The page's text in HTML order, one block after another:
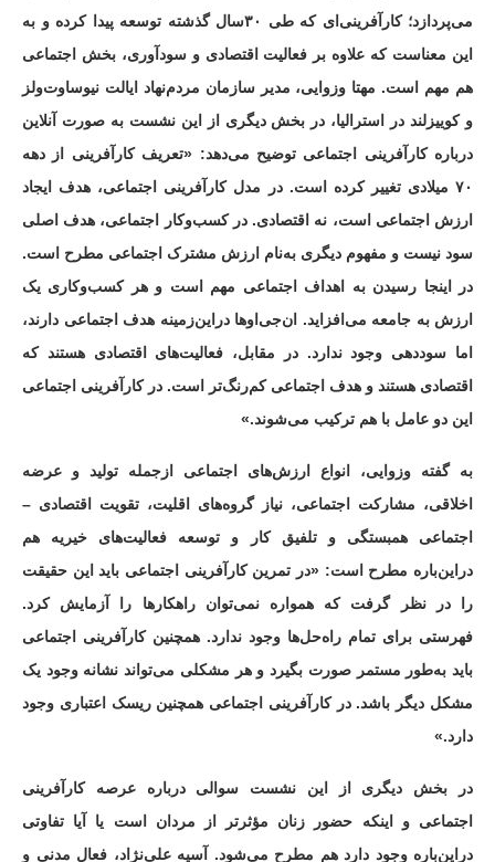
می‌پردازد؛ کارآفرینی‌‌ای که طی ۳۰سال گذشته توسعه پیدا کرده و به
این معناست که علاوه بر فعالیت اقتصادی و سودآوری، بخش اجتماعی
هم مهم است. مهتا وزوایی، مدیر سازمان مردم‌نهاد ایالت نیوساوت‌ولز
و کوییزلند در استرالیا، در بخش دیگری از این نشست به صورت آنلاین
درباره کارآفرینی اجتماعی توضیح می‌دهد: «تعریف کارآفرینی از دهه
۷۰ میلادی تغییر کرده است. در مدل کارآفرینی اجتماعی، هدف ایجاد
ارزش اجتماعی است، نه اقتصادی. در کسب‌وکار اجتماعی، هدف اصلی
سود نیست و مفهوم دیگری به‌نام ارزش مشترک اجتماعی مطرح است.
در اینجا رسیدن به اهداف اجتماعی مهم است و هر کسب‌وکاری یک
ارزش به جامعه می‌افزاید. ان‌جی‌اوها دراین‌زمینه هدف اجتماعی دارند،
اما سوددهی وجود ندارد. در مقابل، فعالیت‌های اقتصادی هستند که
اقتصادی هستند و هدف اجتماعی کم‌رنگ‌تر است. در کارآفرینی اجتماعی
این دو عامل با هم ترکیب می‌شوند.»
به گفته وزوایی، انواع ارزش‌های اجتماعی ازجمله تولید و عرضه
اخلاقی، مشارکت اجتماعی، نیاز گروه‌های اقلیت، تقویت اقتصادی –
اجتماعی همبستگی و تلفیق کار و توسعه فعالیت‌های خیریه هم
دراین‌باره مطرح است:‌ «در تمرین کارآفرینی اجتماعی باید این حقیقت
را در نظر گرفت که همواره نمی‌توان راهکارها را آزمایش کرد.
فهرستی برای تمام راه‌حل‌ها وجود ندارد. همچنین کارآفرینی اجتماعی
باید به‌طور مستمر صورت بگیرد و هر مشکلی می‌تواند نشانه وجود یک
مشکل دیگر باشد. در کارآفرینی اجتماعی همچنین ریسک اعتباری وجود
دارد.»
در بخش دیگری از این نشست سوالی درباره عرصه کارآفرینی
اجتماعی و اینکه حضور زنان مؤثرتر از مردان است یا آیا تفاوتی
دراین‌باره وجود دارد هم مطرح می‌شود. آسیه علی‌نژاد، فعال مدنی و